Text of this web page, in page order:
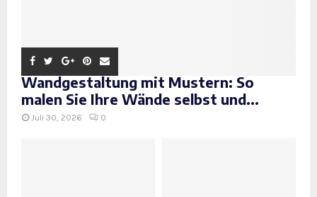
Wandgestaltung mit Mustern: So
malen Sie Ihre Wände selbst und...
Juli 30, 2026 0